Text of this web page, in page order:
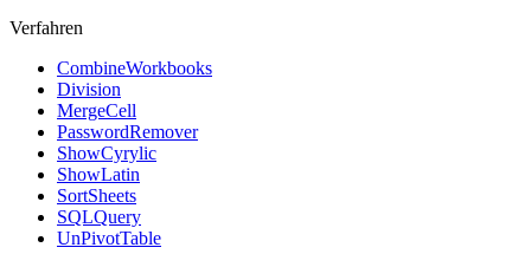
Verfahren
CombineWorkbooks
Division
MergeCell
PasswordRemover
ShowCyrylic
ShowLatin
SortSheets
SQLQuery
UnPivotTable